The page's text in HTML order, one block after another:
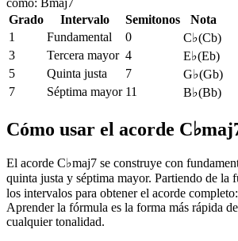
Grado
Intervalo Semitonos
Nota
1
Fundamental 0 C♭(Cb)
3
Tercera mayor 4 E♭(Eb)
5
Quinta justa 7 G♭(Gb)
7
Séptima mayor 11 B♭(Bb)
Cómo usar el acorde
El acorde C♭maj7 se construye con
quinta justa y séptima mayor. Partiendo de la
los intervalos para obtener el acorde
Aprender la fórmula es la forma más rápida
cualquier tonalidad.